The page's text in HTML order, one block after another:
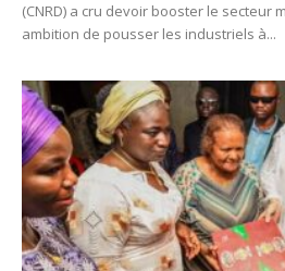
(CNRD) a cru devoir booster le secteur
ambition de pousser les industriels à...